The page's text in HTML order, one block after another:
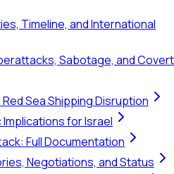
Timeline, and International
Sabotage, and Covert
Sea Shipping Disruption
for Israel
Full Documentation
Negotiations, and Status